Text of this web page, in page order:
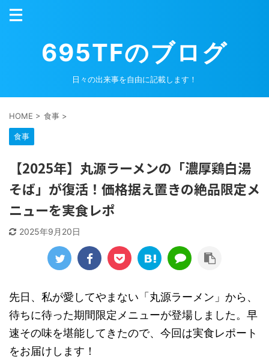
695TFのブログ
日々の出来事を自由に記載します！
HOME > 食事 >
食事
【2025年】丸源ラーメンの「濃厚鶏白湯
そば」が復活！価格据え置きの絶品限定メ
ニューを実食レポ
2025年9月20日
先日、私が愛してやまない「丸源ラーメン」から、
待ちに待った期間限定メニューが登場しました。早
速その味を堪能してきたので、今回は実食レポート
をお届けします！